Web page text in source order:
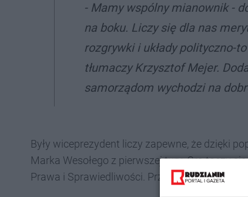
- Mamy wspólny mianownik -
na boku. Liczy się dla nas
rozgrywki i układy polityczno-
tłumaczy Krzysztof Mejer.
samorządom wychodzi na
Były wiceprezydent liczy zapewne, że dzięki
Marka Wesołego z pierwszej tury. Gra toczy
Prawa i Sprawiedliwości. Przypomnijmy, że